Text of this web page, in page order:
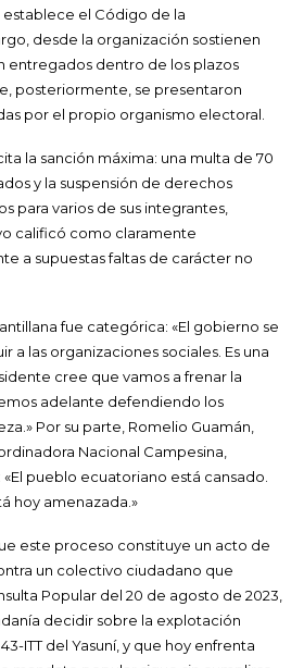
el Código de la
desde la organización sostienen
entregados dentro de los plazos
posteriormente, se presentaron
por el propio organismo electoral.
la sanción máxima: una multa de 70
y la suspensión de derechos
para varios de sus integrantes,
calificó como claramente
a supuestas faltas de carácter no
fue categórica: «El gobierno se
a las organizaciones sociales. Es una
cree que vamos a frenar la
adelante defendiendo los
Por su parte, Romelio Guamán,
Nacional Campesina,
pueblo ecuatoriano está cansado.
hoy amenazada.»
este proceso constituye un acto de
un colectivo ciudadano que
Popular del 20 de agosto de 2023,
decidir sobre la explotación
ITT del Yasuní, y que hoy enfrenta